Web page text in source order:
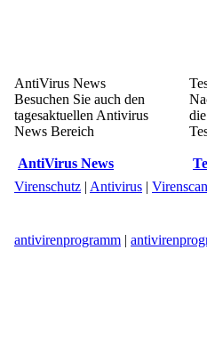
AntiVirus News
Besuchen Sie auch den
tagesaktuellen Antivirus
News Bereich
AntiVirus News
Virenschutz | Antivirus |
antivirenprogramm |